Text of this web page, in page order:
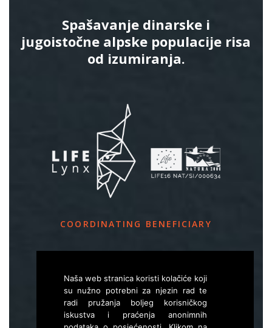
Spašavanje dinarske i
jugoistočne alpske populacije risa
od izumiranja.
COORDINATING BENEFICIARY
Večna pot 2, SI – 1000 Ljubljana
Elife.lynx.eu@gmail.com
W
www.zgs.si
Naša web stranica koristi kolačiće koji
su nužno potrebni za njezin rad te
radi pružanja boljeg korisničkog
iskustva i praćenja anonimnih